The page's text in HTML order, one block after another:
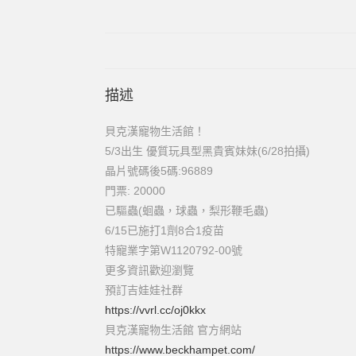
描述
貝克漢寵物生活館！
5/3出生 優質玩具型黑貴賓妹妹(6/28拍攝)
晶片號碼後5碼:96889
門票: 20000
已驅蟲(蛔蟲，球蟲，梨形鞭毛蟲)
6/15已施打1劑8合1疫苗
特寵業字第W1120792-00號
更多資訊歡迎瀏覽
預訂吉娃娃社群
https://vvrl.cc/oj0kkx
貝克漢寵物生活館 官方網站
https://www.beckhampet.com/